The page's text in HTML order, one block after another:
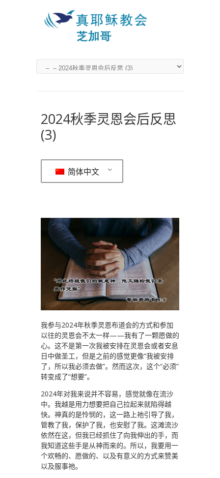
2024秋季灵恩会后反思
(3)
简体中文
我参与2024年秋季灵恩布道会的方式和参加
以往的灵恩会不太一样——我有了一颗愿做的
心。这不是第一次我被安排在灵恩会或者安息
日中做圣工，但是之前的感觉更像“我被安排
了，所以我必须去做”。然而这次，这个“必须”
转变成了“想要”。
2024年对我来说并不容易，感觉就像在流沙
中。我越是用力想要把自己拉起来就陷得越
快。神真的是怜悯的，这一路上祂引导了我，
管教了我，保护了我，也安慰了我。这滩流沙
依然在这，但我已经抓住了向我伸出的手，而
我知道这些手是从神而来的。所以，我要用一
个欢畅的、愿做的、以及有意义的方式来赞美
以及服事祂。